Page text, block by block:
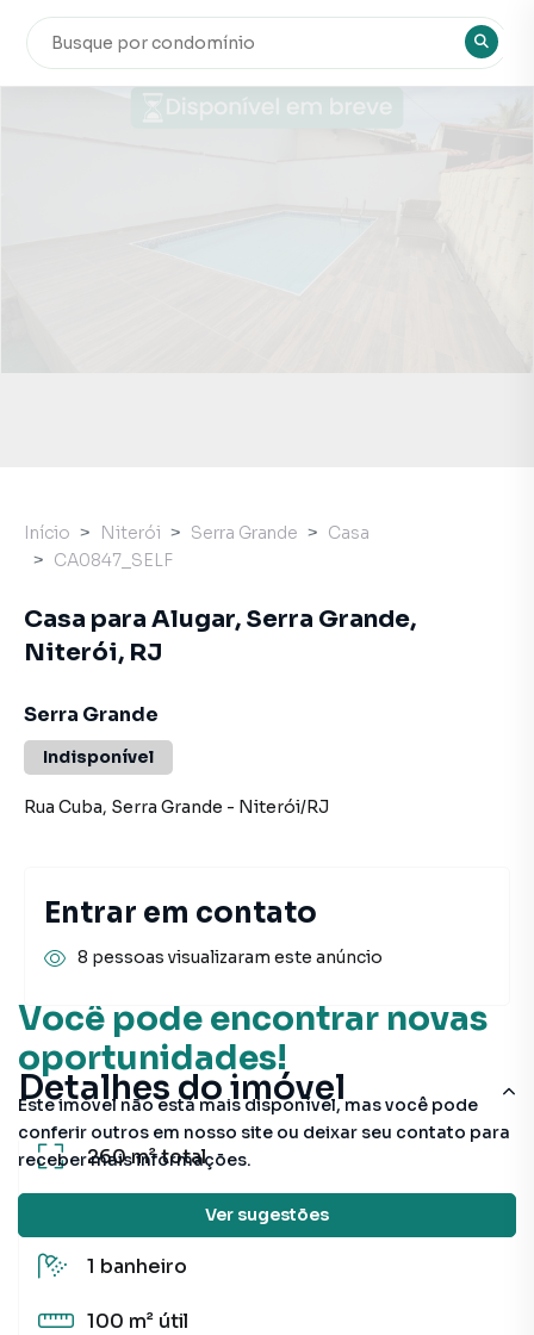
Você pode encontrar novas
oportunidades!
Este imóvel não está mais disponível, mas você pode
conferir outros em nosso site ou deixar seu contato para
receber mais informações.
Ver sugestões
Detalhes do imóvel
260 m²total
(1 suíte)
1 banheiro
100 m² útil
Início Niterói Serra Grande
Casa
CA0847_SELF
Casa para Alugar, Serra Grande,
Niterói, RJ
Serra Grande
Indisponível
Rua Cuba, Serra Grande - Niterói/RJ
Entrar em contato
8 pessoas visualizaram este anúncio